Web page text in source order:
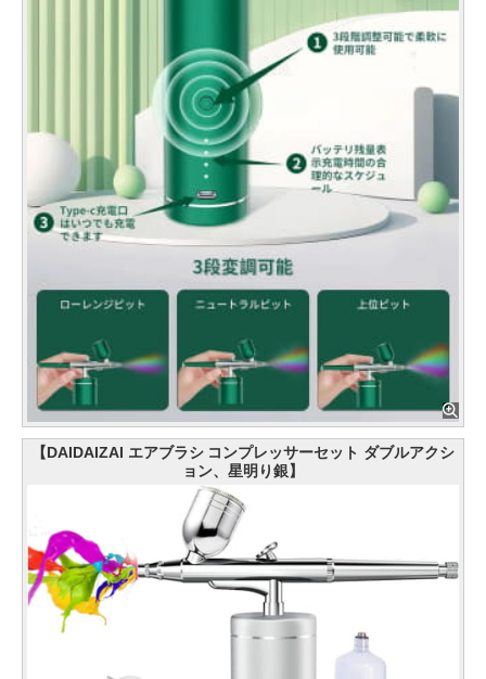
【DAIDAIZAI エアブラシ コンプレッサーセット ダブルアクシ
ョン、星明り銀】